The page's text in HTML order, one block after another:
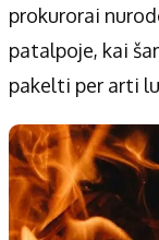
prokurorai
patalpoje, kai
pakelti per arti